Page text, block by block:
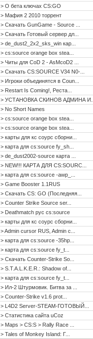
> О бета ключах CS:GO
> Мафия 2 2010 торрент
> Скачать GunGame - Source ...
> Скачать Готовый сервер дл...
> de_dust2_2x2_sks_win кар...
> cs:source orange box stea...
> Читы для CoD 2 - AsMcoD2 ...
> Скачать CS:SOURCE V34 N0-...
> Игроки объединятся в Coun...
> Restart Is Coming!, Реста...
> УСТАНОВКА СКИНОВ АДМИНА И...
> No Short Names
> cs:source orange box stea...
> cs:source orange box stea...
> карты для кс соурс сборни...
> карта для cs:source fy_sh...
> de_dust2002-source карта ...
> NEW!!! КАРТА ДЛЯ CS:SOURC...
> карта для cs:source -awp_...
> Game Booster 1.1RUS
> Скачать CS: GO (Последняя...
> Counter Strike Source ser...
> Deathmatch рус cs:source
> карты для кс соурс сборни...
> Admin cursor RUS, Admin c...
> карта для cs:source -35hp...
> карта для cs:source fy_t...
> Скачать Counter-Strike So...
> S.T.A.L.K.E.R.: Shadow of...
> карта для cs:source fy_t...
> Ил-2 Штурмовик. Битва за ...
> Counter-Strike v1.6 prot...
> L4D2 Server-STEAM-ГОТОВЫЙ...
> Статистика сайта uCoz
> Maps > CS:S > Rally Race ...
> Tales of Monkey Island: Г...